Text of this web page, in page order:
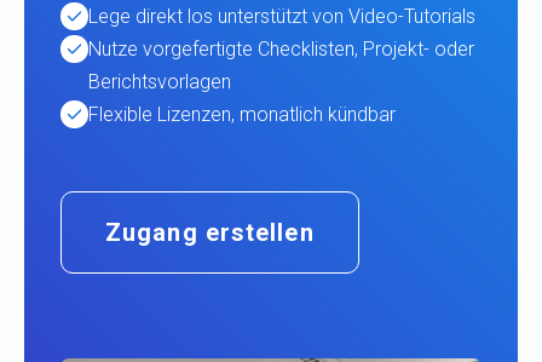
Lege direkt los unterstützt von Video-Tutorials
Nutze vorgefertigte Checklisten, Projekt- oder
Berichtsvorlagen
Flexible Lizenzen, monatlich kündbar
Zugang erstellen